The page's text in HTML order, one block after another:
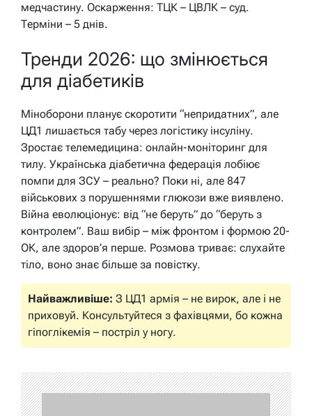
медчастину. Оскарження: ТЦК – ЦВЛК – суд.
Терміни – 5 днів.
Тренди 2026: що змінюється
для діабетиків
Міноборони планує скоротити “непридатних”, але
ЦД1 лишається табу через логістику інсуліну.
Зростає телемедицина: онлайн-моніторинг для
тилу. Українська діабетична федерація лобіює
помпи для ЗСУ – реально? Поки ні, але 847
військових з порушеннями глюкози вже виявлено.
Війна еволюціонує: від “не беруть” до “беруть з
контролем”. Ваш вибір – між фронтом і формою 20-
ОК, але здоров’я перше. Розмова триває: слухайте
тіло, воно знає більше за повістку.
Найважливіше: З ЦД1 армія – не вирок, але і не
приховуй. Консультуйтеся з фахівцями, бо кожна
гіпоглікемія – постріл у ногу.